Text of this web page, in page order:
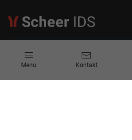
Menu Kontakt
Informationen
Kontakt